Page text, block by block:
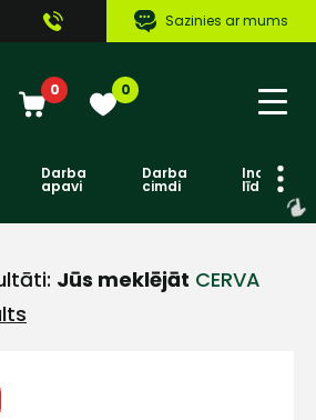
Sazinies ar mums
0 0
Darba
apavi
Darba
cimdi līdzekļi
Jūs meklējāt CERVA